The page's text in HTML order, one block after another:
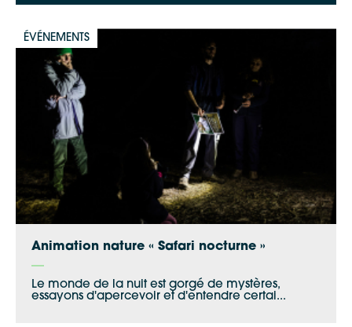
ÉVÉNEMENTS
Animation nature « Safari nocturne »
Le monde de la nuit est gorgé de mystères,
essayons d'apercevoir et d'entendre certai...